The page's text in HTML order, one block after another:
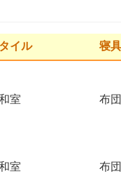
イル 寝具
室 布団
室 布団